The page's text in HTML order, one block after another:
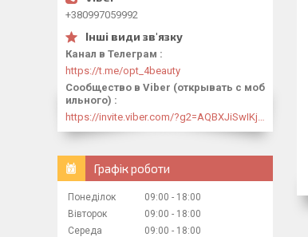
+380997059992
Канал в Телеграм
https://t.me/opt_4beauty
Сообщество в Viber (открывать с моб
ильного)
Графік роботи
Понеділок 09:00
18:00
Вівторок
09:00
18:00
Середа
09:00
18:00